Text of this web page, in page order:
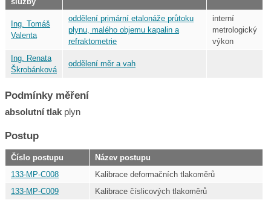
Ing. Tomáš
Valenta
oddělení primární etalonáže průtoku
plynu, malého objemu kapalin a
refraktometrie
interní
metrologický
výkon
Ing. Renata
Škrobánková
oddělení měr a vah
Podmínky měření
absolutní tlak plyn
Postup
Číslo postupu
Název postupu
133-MP-C008
Kalibrace deformačních tlakoměrů
133-MP-C009
Kalibrace číslicových tlakoměrů